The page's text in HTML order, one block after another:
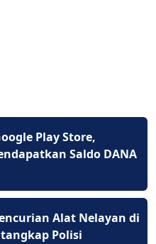
Play Store,
Saldo DANA
Alat Nelayan di
Polisi